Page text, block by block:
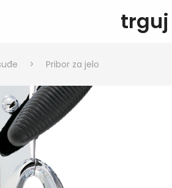
trguj
> Pribor za jelo